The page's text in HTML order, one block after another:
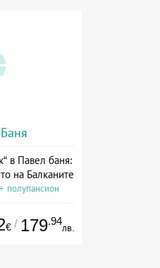
в Павел баня:
на Балканите
полупансион
€ / 179.94
лв.